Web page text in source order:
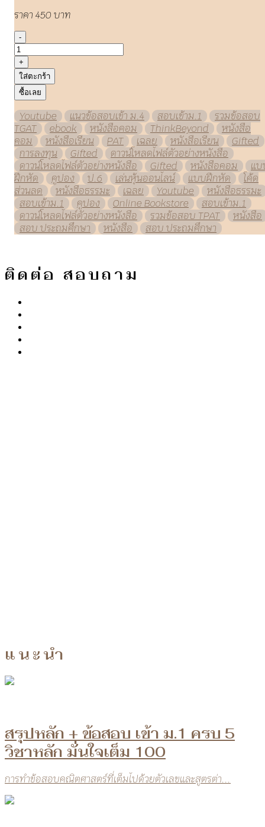
ราคา 450 บาท
-
+
ใส่ตะกร้า
ซื้อเลย
Youtube แนวข้อสอบเข้า ม.4 สอบเข้าม.1
รวมข้อสอบ
TGAT
ebook หนังสือคอม ThinkBeyond
หนังสือ
คอม
หนังสือเรียน PAT เฉลย หนังสือเรียน
Gifted
การลงทุน
Gifted
ดาวน์โหลดไฟล์ตัวอย่างหนังสือ
ดาวน์โหลดไฟล์ตัวอย่างหนังสือ
Gifted หนังสือคอม
แ
ฝึกหัด
คูปอง ป.6 เล่นหุ้นออนไลน์ แบบฝึกหัด
โค้ด
ส่วนลด
หนังสือธรรมะ เฉลย Youtube
หนังสือธรรมะ
สอบเข้าม.1
คูปอง Online Bookstore
สอบเข้าม.1
ดาวน์โหลดไฟล์ตัวอย่างหนังสือ
รวมข้อสอบ TPAT
หนังสือ
สอบ ประถมศึกษา
หนังสือ สอบ ประถมศึกษา
ติดต่อ สอบถาม
แนะนำ
สรุปหลัก + ข้อสอบ เข้า ม.1 ครบ 5
วิชาหลัก มั่นใจเต็ม 100
การทำข้อสอบคณิตศาสตร์ที่เต็มไปด้วยตัวเลขและสูตรต่า...